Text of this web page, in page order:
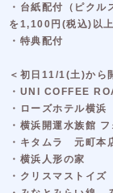
・台紙配付（ピク
を1,100円(税込)以上
・特典配付
＜初日11/1(土)か
・UNI COFFEE
・ローズホテル横浜
・横浜開運水族館
・キタムラ 元町本
・横浜人形の家
・クリスマストイズ